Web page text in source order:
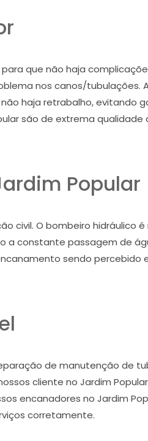
que não haja
nos canos/tubulações.
haja retrabalho, evitando
são de extrema qualidade
Popular
civil. O bombeiro hidráulico
a constante passagem de
sendo percebido
de manutenção de
cliente no Jardim
encanadores no Jardim
corretamente.